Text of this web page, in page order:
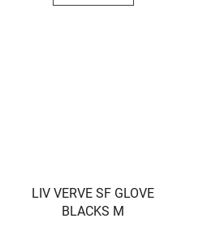
LIV VERVE SF GLOVE
BLACKS M